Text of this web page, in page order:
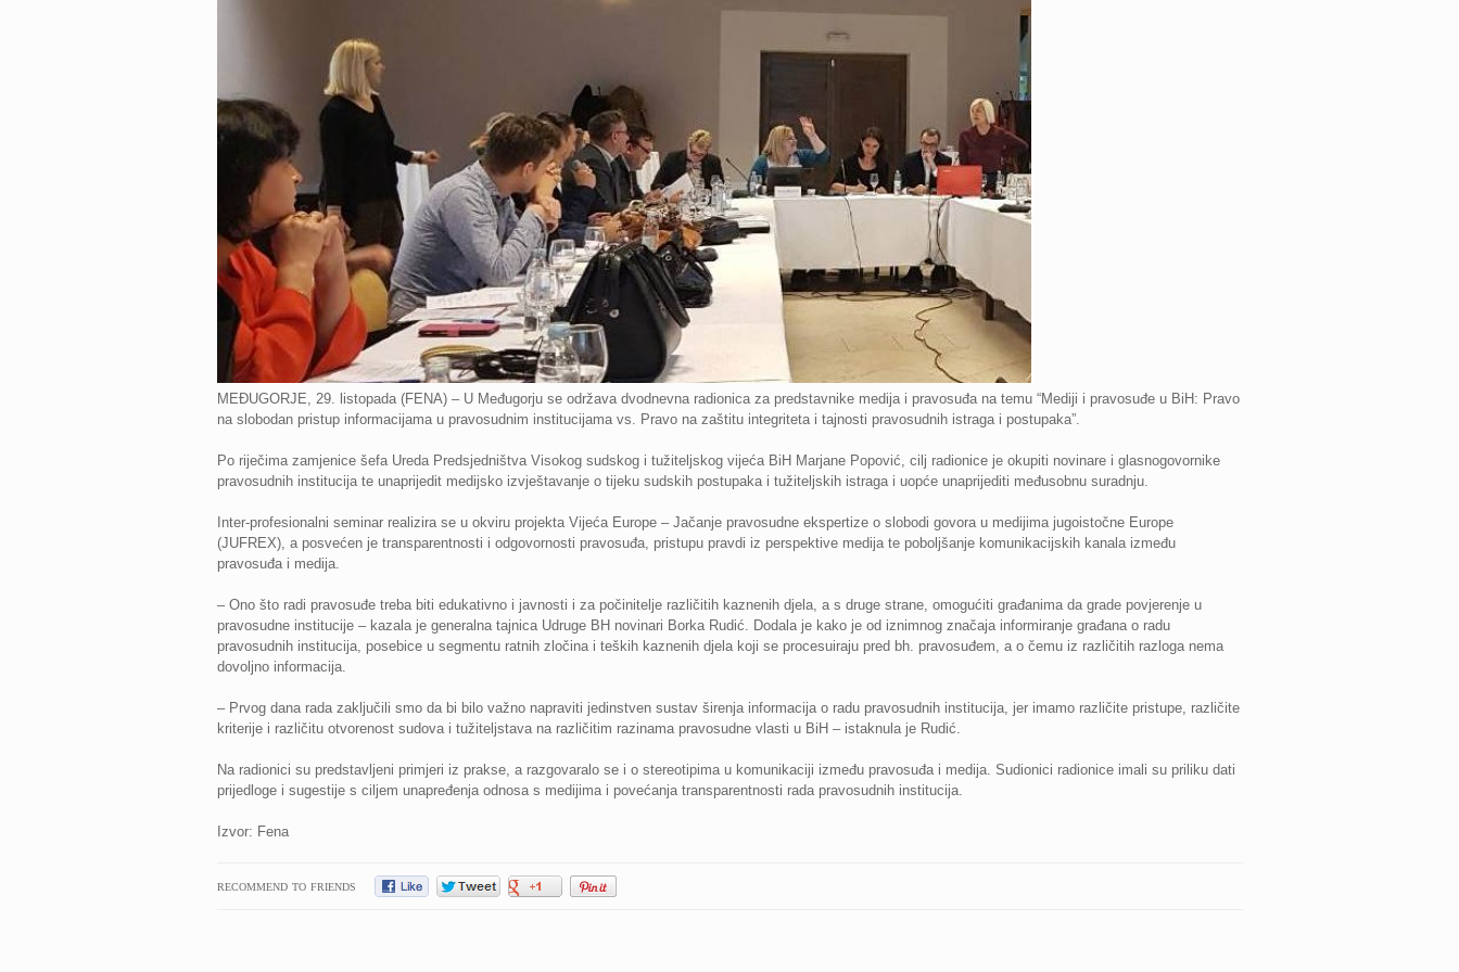
MEĐUGORJE, 29. listopada (FENA) – U Međugorju se održava dvodnevna radionica za predstavnike medija i pravosuđa na temu “Mediji i pravosuđe u BiH: Pravo
na slobodan pristup informacijama u pravosudnim institucijama vs. Pravo na zaštitu integriteta i tajnosti pravosudnih istraga i postupaka”.
Po riječima zamjenice šefa Ureda Predsjedništva Visokog sudskog i tužiteljskog vijeća BiH Marjane Popović, cilj radionice je okupiti novinare i glasnogovornike
pravosudnih institucija te unaprijedit medijsko izvještavanje o tijeku sudskih postupaka i tužiteljskih istraga i uopće unaprijediti međusobnu suradnju.
Inter-profesionalni seminar realizira se u okviru projekta Vijeća Europe – Jačanje pravosudne ekspertize o slobodi govora u medijima jugoistočne Europe
(JUFREX), a posvećen je transparentnosti i odgovornosti pravosuđa, pristupu pravdi iz perspektive medija te poboljšanje komunikacijskih kanala između
pravosuđa i medija.
– Ono što radi pravosuđe treba biti edukativno i javnosti i za počinitelje različitih kaznenih djela, a s druge strane, omogućiti građanima da grade povjerenje u
pravosudne institucije – kazala je generalna tajnica Udruge BH novinari Borka Rudić. Dodala je kako je od iznimnog značaja informiranje građana o radu
pravosudnih institucija, posebice u segmentu ratnih zločina i teških kaznenih djela koji se procesuiraju pred bh. pravosuđem, a o čemu iz različitih razloga nema
dovoljno informacija.
– Prvog dana rada zaključili smo da bi bilo važno napraviti jedinstven sustav širenja informacija o radu pravosudnih institucija, jer imamo različite pristupe, različite
kriterije i različitu otvorenost sudova i tužiteljstava na različitim razinama pravosudne vlasti u BiH – istaknula je Rudić.
Na radionici su predstavljeni primjeri iz prakse, a razgovaralo se i o stereotipima u komunikaciji između pravosuđa i medija. Sudionici radionice imali su priliku dati
prijedloge i sugestije s ciljem unapređenja odnosa s medijima i povećanja transparentnosti rada pravosudnih institucija.
Izvor: Fena
RECOMMEND TO FRIENDS